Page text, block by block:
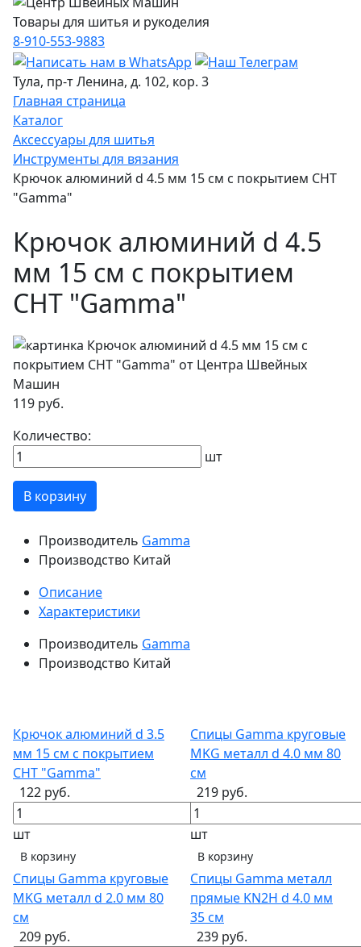
Товары для шитья и рукоделия
8-910-553-9883
Тула, пр-т Ленина, д. 102, кор. 3
Главная страница
Каталог
Аксессуары для шитья
Инструменты для вязания
Крючок алюминий d 4.5 мм 15 см с покрытием CHT
"Gamma"
Крючок алюминий d 4.5
мм 15 см с покрытием
CHT "Gamma"
119 руб.
Количество:
шт
В корзину
Производитель Gamma
Производство Китай
Описание
Характеристики
Производитель Gamma
Производство Китай
Крючок алюминий d 3.5
мм 15 см с покрытием
CHT "Gamma"
122 руб.
шт
В корзину
Спицы Gamma круговые
MKG металл d 4.0 мм 80
см
219 руб.
шт
В корзину
Спицы Gamma круговые
MKG металл d 2.0 мм 80
см
209 руб.
Спицы Gamma металл
прямые KN2H d 4.0 мм
35 см
239 руб.